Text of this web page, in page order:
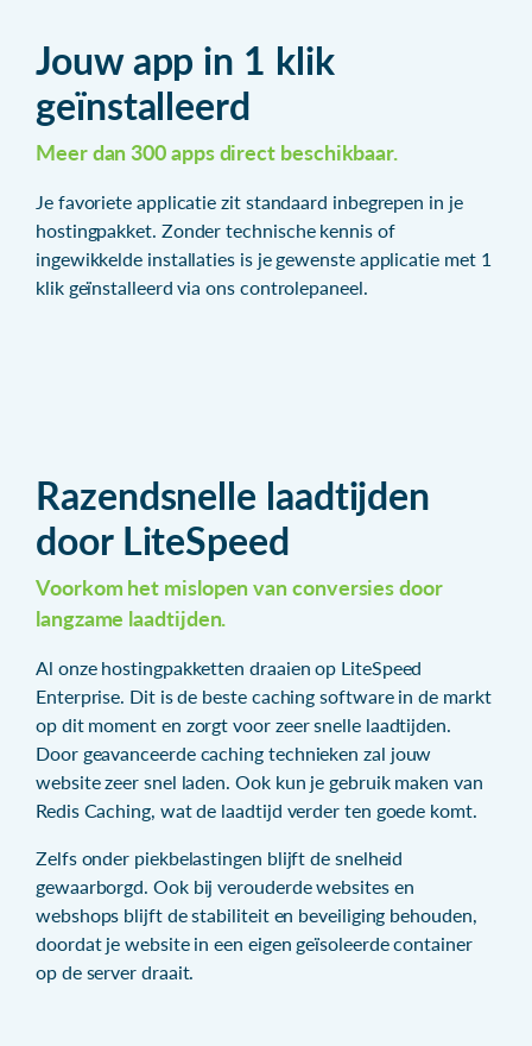
Jouw app in 1 klik
geïnstalleerd
Meer dan 300 apps direct beschikbaar.
Je favoriete applicatie zit standaard inbegrepen in je
hostingpakket. Zonder technische kennis of
ingewikkelde installaties is je gewenste applicatie met 1
klik geïnstalleerd via ons controlepaneel.
Razendsnelle laadtijden
door LiteSpeed
Voorkom het mislopen van conversies door
langzame laadtijden.
Al onze hostingpakketten draaien op LiteSpeed
Enterprise. Dit is de beste caching software in de markt
op dit moment en zorgt voor zeer snelle laadtijden.
Door geavanceerde caching technieken zal jouw
website zeer snel laden. Ook kun je gebruik maken van
Redis Caching, wat de laadtijd verder ten goede komt.
Zelfs onder piekbelastingen blijft de snelheid
gewaarborgd. Ook bij verouderde websites en
webshops blijft de stabiliteit en beveiliging behouden,
doordat je website in een eigen geïsoleerde container
op de server draait.